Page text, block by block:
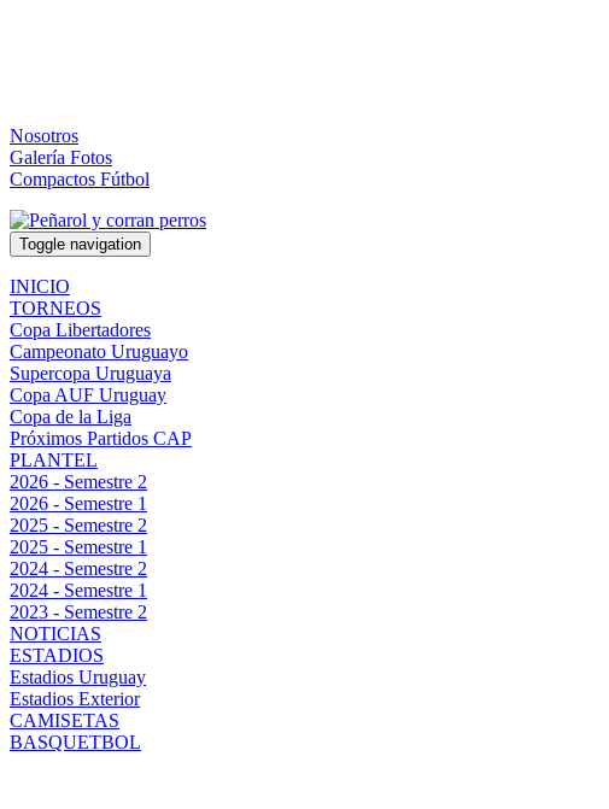
Nosotros
Galería Fotos
Compactos Fútbol
Toggle navigation
INICIO
TORNEOS
Copa Libertadores
Campeonato Uruguayo
Supercopa Uruguaya
Copa AUF Uruguay
Copa de la Liga
Próximos Partidos CAP
PLANTEL
2026 - Semestre 2
2026 - Semestre 1
2025 - Semestre 2
2025 - Semestre 1
2024 - Semestre 2
2024 - Semestre 1
2023 - Semestre 2
NOTICIAS
ESTADIOS
Estadios Uruguay
Estadios Exterior
CAMISETAS
BASQUETBOL